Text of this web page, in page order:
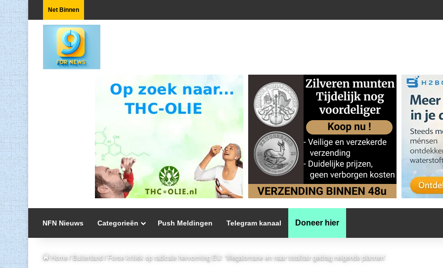
Net Binnen
NFN Nieuws Categorieën Push Meldingen Telegram kanaal Doneer hier
Home / Buitenland / Forse kritiek op radicale hervorming EU: ‘Megalomane en naar totalitair gedrag neigende plannen’